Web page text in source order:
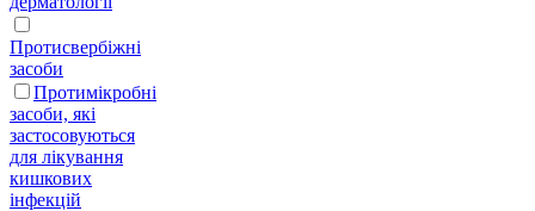
Протисвербіжні
засоби
Протимікробні
засоби, які
застосовуються
для лікування
кишкових
інфекцій